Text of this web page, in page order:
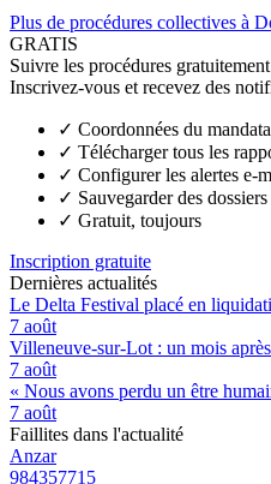
Plus de procédures collectives à
GRATIS
Suivre les procédures gratuitement
Inscrivez-vous et recevez des
✓ Coordonnées du
✓ Télécharger tous les
✓ Configurer les alertes e-
✓ Sauvegarder des dossiers
✓ Gratuit, toujours
Inscription gratuite
Dernières actualités
Le Delta Festival placé en
7 août
Villeneuve-sur-Lot : un mois
7 août
« Nous avons perdu un être
7 août
Faillites dans l'actualité
Anzar
984357715